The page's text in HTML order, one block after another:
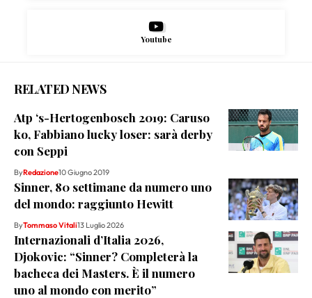
Youtube
RELATED NEWS
Atp ‘s-Hertogenbosch 2019: Caruso
ko, Fabbiano lucky loser: sarà derby
con Seppi
ByRedazione10 Giugno 2019
Sinner, 80 settimane da numero uno
del mondo: raggiunto Hewitt
ByTommaso Vitali13 Luglio 2026
Internazionali d’Italia 2026,
Djokovic: “Sinner? Completerà la
bacheca dei Masters. È il numero
uno al mondo con merito”